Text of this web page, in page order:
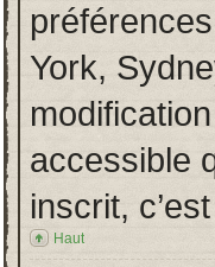
York,
accessible
inscrit,
Haut